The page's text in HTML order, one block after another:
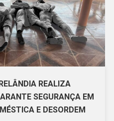
REALIZA
SEGURANÇA EM
E DESORDEM